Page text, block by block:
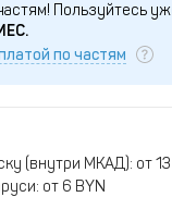
Пользуйтесь
по частям
(внутри МКАД): от 13
от 6 BYN